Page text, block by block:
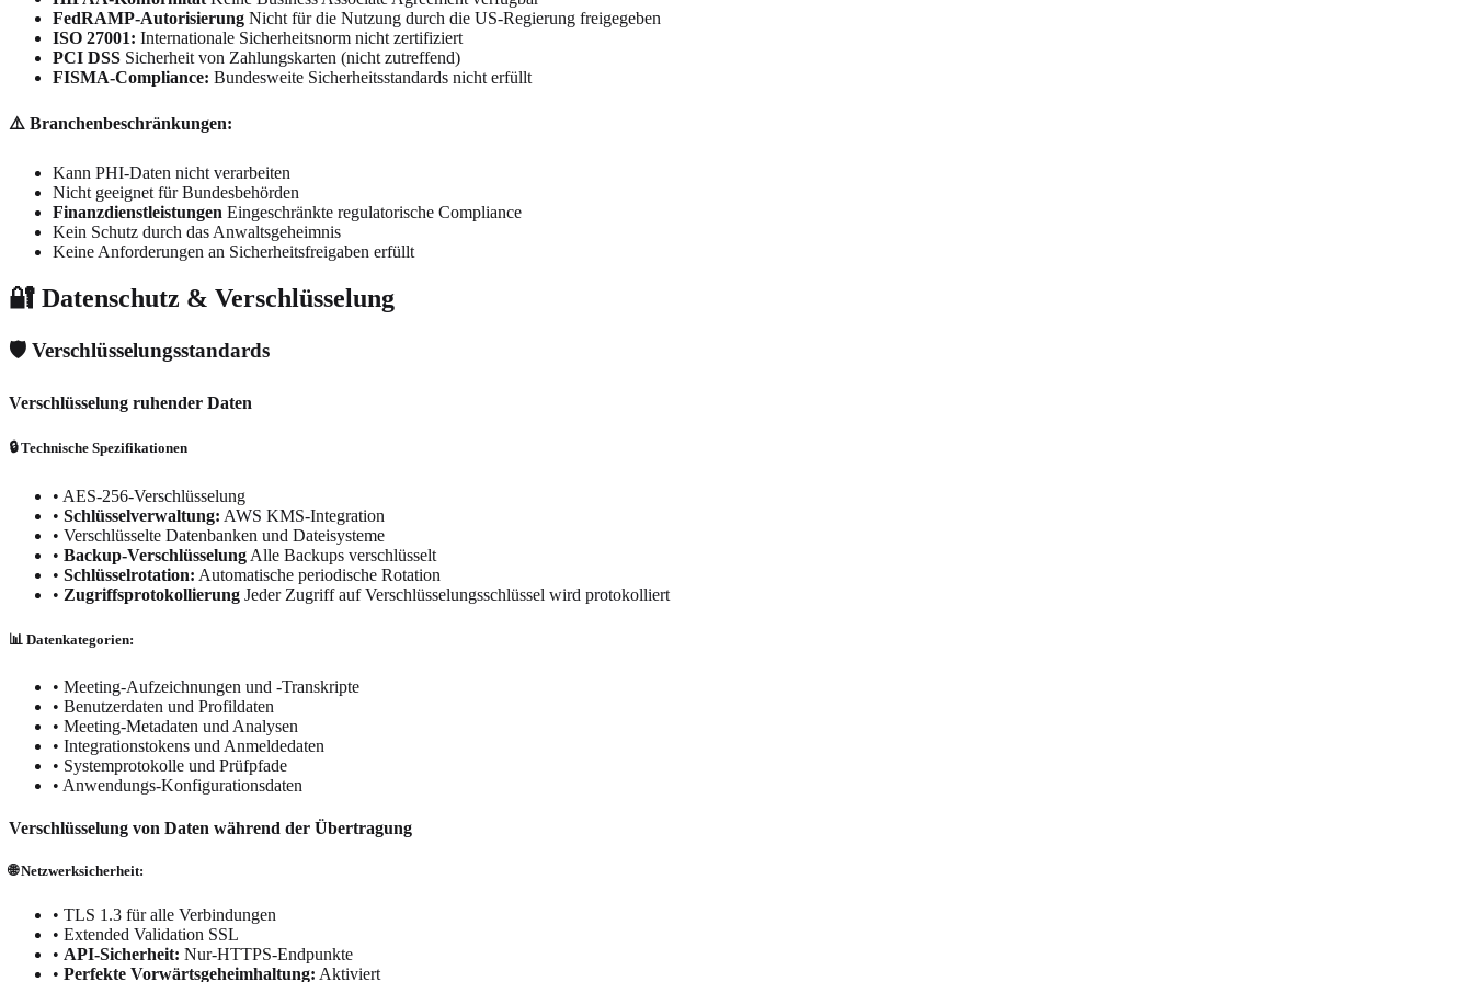
FedRAMP-Autorisierung Nicht für die Nutzung durch die US-Regierung freigegeben
ISO 27001: Internationale Sicherheitsnorm nicht zertifiziert
PCI DSS Sicherheit von Zahlungskarten (nicht zutreffend)
FISMA-Compliance: Bundesweite Sicherheitsstandards nicht erfüllt
⚠️ Branchenbeschränkungen:
Kann PHI-Daten nicht verarbeiten
Nicht geeignet für Bundesbehörden
Finanzdienstleistungen Eingeschränkte regulatorische Compliance
Kein Schutz durch das Anwaltsgeheimnis
Keine Anforderungen an Sicherheitsfreigaben erfüllt
🔐 Datenschutz & Verschlüsselung
🛡️ Verschlüsselungsstandards
Verschlüsselung ruhender Daten
🔒 Technische Spezifikationen
• AES-256-Verschlüsselung
• Schlüsselverwaltung: AWS KMS-Integration
• Verschlüsselte Datenbanken und Dateisysteme
• Backup-Verschlüsselung Alle Backups verschlüsselt
• Schlüsselrotation: Automatische periodische Rotation
• Zugriffsprotokollierung Jeder Zugriff auf Verschlüsselungsschlüssel wird protokolliert
📊 Datenkategorien:
• Meeting-Aufzeichnungen und -Transkripte
• Benutzerdaten und Profildaten
• Meeting-Metadaten und Analysen
• Integrationstokens und Anmeldedaten
• Systemprotokolle und Prüfpfade
• Anwendungs-Konfigurationsdaten
Verschlüsselung von Daten während der Übertragung
🌐 Netzwerksicherheit:
• TLS 1.3 für alle Verbindungen
• Extended Validation SSL
• API-Sicherheit: Nur-HTTPS-Endpunkte
• Perfekte Vorwärtsgeheimhaltung: Aktiviert